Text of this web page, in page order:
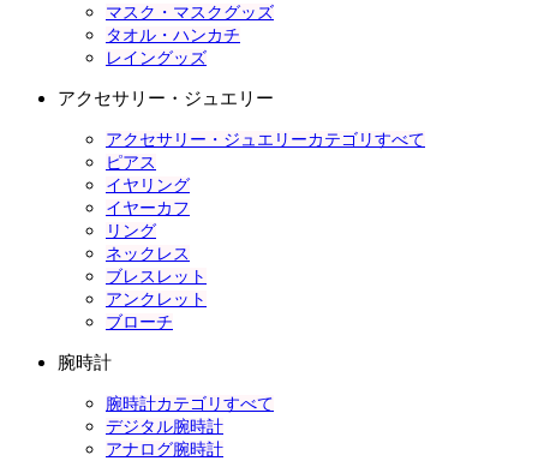
マスク・マスクグッズ
タオル・ハンカチ
レイングッズ
アクセサリー・ジュエリー
アクセサリー・ジュエリーカテゴリすべて
ピアス
イヤリング
イヤーカフ
リング
ネックレス
ブレスレット
アンクレット
ブローチ
腕時計
腕時計カテゴリすべて
デジタル腕時計
アナログ腕時計